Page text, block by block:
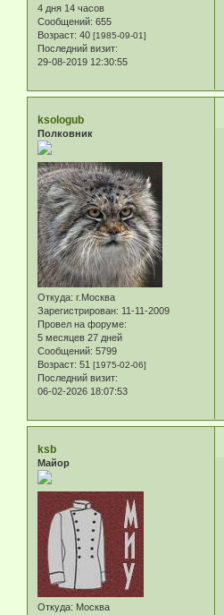
4 дня 14 часов
Сообщений: 655
Возраст: 40 [1985-09-01]
Последний визит:
29-08-2019 12:30:55
ksologub
Полковник
Откуда: г.Москва
Зарегистрирован: 11-11-2009
Провел на форуме:
5 месяцев 27 дней
Сообщений: 5799
Возраст: 51 [1975-02-06]
Последний визит:
06-02-2026 18:07:53
ksb
Майор
Откуда: Москва